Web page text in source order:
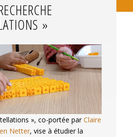
»
», co-portée parClaire
Netter, vise à étudier la